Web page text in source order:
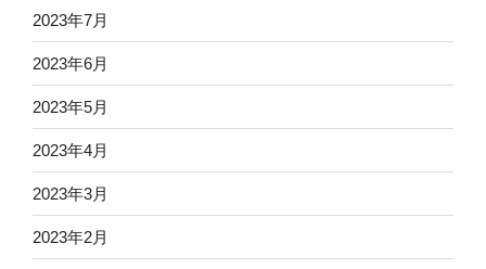
2023年7月
2023年6月
2023年5月
2023年4月
2023年3月
2023年2月